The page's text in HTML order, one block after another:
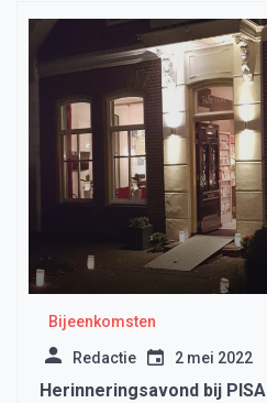
Bijeenkomsten
Redactie 2 mei 2022
Herinneringsavond bij PISA